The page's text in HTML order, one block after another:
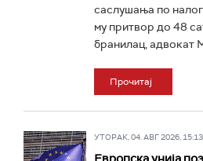
саслушања по
му притвор до 48
бранилац, адвокат
Прочитај
УТОРАК, 04. АВГ 2026,